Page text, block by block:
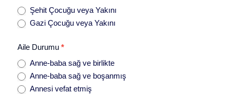
Şehit Çocuğu veya Yakını
Gazi Çocuğu veya Yakını
Aile Durumu *
Anne-baba sağ ve birlikte
Anne-baba sağ ve boşanmış
Annesi vefat etmiş